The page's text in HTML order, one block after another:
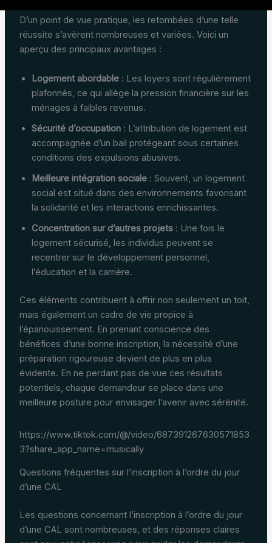
D’un point de vue pratique, les retombées d’une telle
réussite s’avèrent nombreuses et variées. Voici un
aperçu des principaux avantages :
Logement abordable: Les loyers sont régulièrement
plafonnés, ce qui allège la pression financière sur les
ménages à faibles revenus.
Sécurité d’occupation: L’attribution de logement est
accompagnée d’un bail protégeant sous certaines
conditions des expulsions abusives.
Meilleure intégration sociale: Souvent, un logement
social est situé dans des environnements favorisant
la solidarité et les interactions enrichissantes.
Concentration sur d’autres projets: Une fois le
logement sécurisé, les individus peuvent se
recentrer sur le développement personnel,
l’éducation et la carrière.
Ces éléments contribuent à offrir non seulement un toit,
mais également un cadre de vie propice à
l’épanouissement. En prenant conscience des
bénéfices d’une bonne inscription, la nécessité d’une
préparation rigoureuse devient de plus en plus
évidente. En ne perdant pas de vue ces résultats
potentiels, chaque demandeur se place dans une
meilleure posture pour envisager l’avenir avec sérénité.
https://www.tiktok.com/@/video/687391267630571853
3?share_app_name=musically
Questions fréquentes sur l’inscription à l’ordre du jour
d’une CAL
Les questions concernant l’inscription à l’ordre du jour
d’une CAL sont nombreuses, et des réponses claires